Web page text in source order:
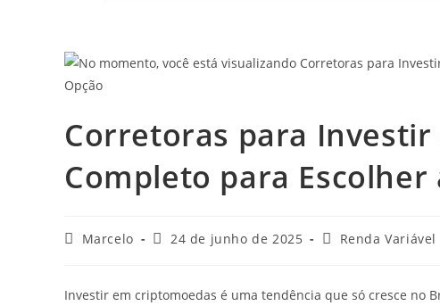
Corretoras para
Completo para
Marcelo 24 de junho de 2025 Renda Variável
Investir em criptomoedas é uma tendência que só cresce no